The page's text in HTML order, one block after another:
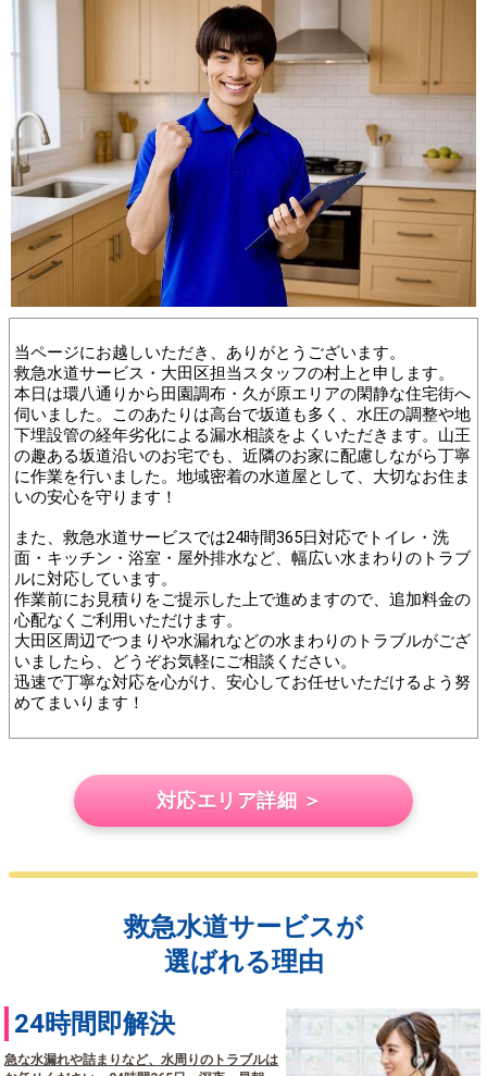
当ページにお越しいただき、ありがとうございます。
救急水道サービス・大田区担当スタッフの村上と申します。
本日は環八通りから田園調布・久が原エリアの閑静な住宅街へ
伺いました。このあたりは高台で坂道も多く、水圧の調整や地
下埋設管の経年劣化による漏水相談をよくいただきます。山王
の趣ある坂道沿いのお宅でも、近隣のお家に配慮しながら丁寧
に作業を行いました。地域密着の水道屋として、大切なお住ま
いの安心を守ります！
また、救急水道サービスでは24時間365日対応でトイレ・洗
面・キッチン・浴室・屋外排水など、幅広い水まわりのトラブ
ルに対応しています。
作業前にお見積りをご提示した上で進めますので、追加料金の
心配なくご利用いただけます。
大田区周辺でつまりや水漏れなどの水まわりのトラブルがござ
いましたら、どうぞお気軽にご相談ください。
迅速で丁寧な対応を心がけ、安心してお任せいただけるよう努
めてまいります！
対応エリア詳細 ＞
救急水道サービスが
選ばれる理由
24時間即解決
急な水漏れや詰まりなど、水周りのトラブルは